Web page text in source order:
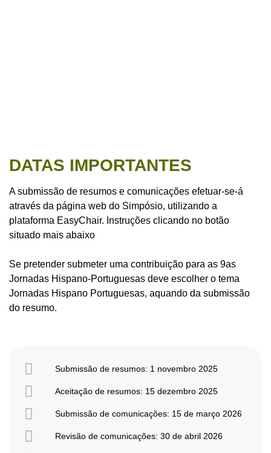
DATAS IMPORTANTES
A submissão de resumos e comunicações efetuar-se-á
através da página web do Simpósio, utilizando a
plataforma EasyChair. Instruções clicando no botão
situado mais abaixo
Se pretender submeter uma contribuição para as 9as
Jornadas Hispano-Portuguesas deve escolher o tema
Jornadas Hispano Portuguesas, aquando da submissão
do resumo.
Submissão de resumos: 1 novembro 2025
Aceitação de resumos: 15 dezembro 2025
Submissão de comunicações: 15 de março 2026
Revisão de comunicações: 30 de abril 2026